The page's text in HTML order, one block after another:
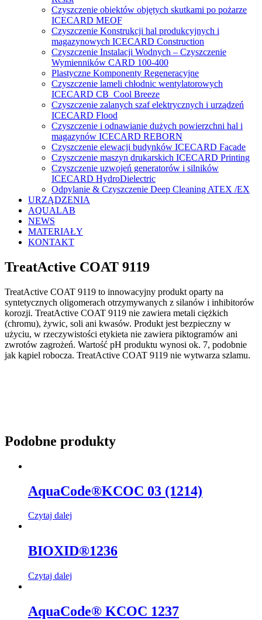
Czyszczenie obiektów objętych skutkami po pożarze
ICECARD MEOF
Czyszczenie Konstrukcji hal produkcyjnych i
magazynowych ICECARD Construction
Czyszczenie Instalacji Wodnych – Czyszczenie
Wymienników CARD 100-400
Plastyczne Komponenty Regeneracyjne
Czyszczenie lameli chłodnic wentylatorowych
ICECARD CB Cool Breeze
Czyszczenie zalanych szaf elektrycznych i urządzeń
ICECARD Flood
Czyszczenie i odnawianie dużych powierzchni hal i
magazynów ICECARD REBORN
Czyszczenie elewacji budynków ICECARD Facade
Czyszczenie maszyn drukarskich ICECARD Printing
Czyszczenie uzwojeń generatorów i silników
ICECARD HydroDielectric
Odpylanie & Czyszczenie Deep Cleaning ATEX /EX
URZĄDZENIA
AQUALAB
NEWS
MATERIAŁY
KONTAKT
TreatActive COAT 9119
TreatActive COAT 9119 to innowacyjny produkt oparty na
syntetycznych oligomerach otrzymywanych z silanów i inhibitorów
korozji. TreatActive COAT 9119 nie zawiera metali ciężkich
(chromu), żywic, soli ani kwasów. Produkt jest bezpieczny w
użyciu, w rzeczywistości etykieta nie zawiera piktogramów ani
zwrotów zagrożeń. Wartość pH produktu wynosi ok. 7, podobnie
jak kąpiel robocza. TreatActive COAT 9119 nie wytwarza szlamu.
Podobne produkty
AquaCode®KCOC 03 (1214)
Czytaj dalej
BIOXID®1236
Czytaj dalej
AquaCode® KCOC 1237